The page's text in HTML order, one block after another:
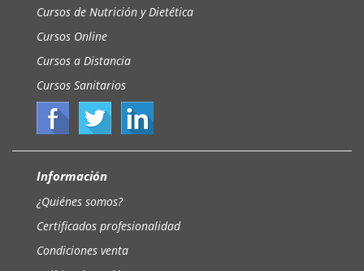
Cursos de Nutrición y Dietética
Cursos Online
Cursos a Distancia
Cursos Sanitarios
Información
¿Quiénes somos?
Certificados profesionalidad
Condiciones venta